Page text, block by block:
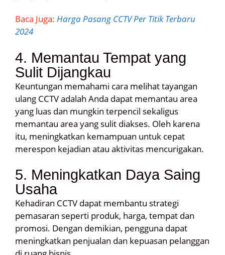
Baca Juga: Harga Pasang CCTV Per Titik Terbaru
2024
4. Memantau Tempat yang
Sulit Dijangkau
Keuntungan memahami cara melihat tayangan
ulang CCTV adalah Anda dapat memantau area
yang luas dan mungkin terpencil sekaligus
memantau area yang sulit diakses. Oleh karena
itu, meningkatkan kemampuan untuk cepat
merespon kejadian atau aktivitas mencurigakan.
5. Meningkatkan Daya Saing
Usaha
Kehadiran CCTV dapat membantu strategi
pemasaran seperti produk, harga, tempat dan
promosi. Dengan demikian, pengguna dapat
meningkatkan penjualan dan kepuasan pelanggan